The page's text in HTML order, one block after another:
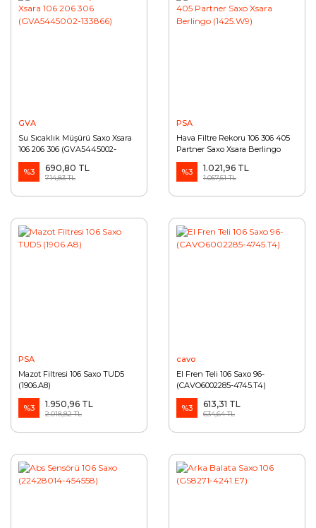
GVA
Su Sıcaklık Müşürü Saxo Xsara
106 206 306 (GVA5445002-
133866)
%3
690,80 TL
714,83 TL
PSA
Hava Filtre Rekoru 106 306 405
Partner Saxo Xsara Berlingo
(1425.W9)
%3
1.021,96 TL
1.057,51 TL
PSA
Mazot Filtresi 106 Saxo TUD5
(1906.A8)
%3 1.950,96 TL
2.018,82 TL
cavo
El Fren Teli 106 Saxo 96-
(CAVO6002285-4745.T4)
%3 613,31 TL
634,64 TL